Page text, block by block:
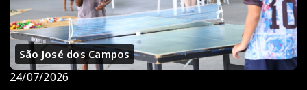
São José dos Campos
24/07/2026